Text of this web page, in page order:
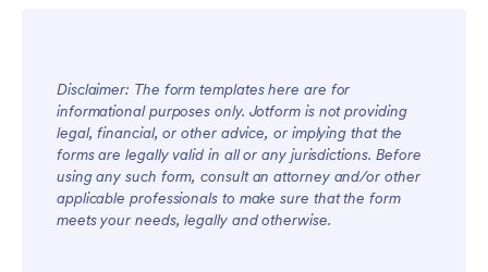
For Teams
Disclaimer: The form templates here are for
informational purposes only. Jotform is not providing
legal, financial, or other advice, or implying that the
forms are legally valid in all or any jurisdictions. Before
using any such form, consult an attorney and/or other
applicable professionals to make sure that the form
meets your needs, legally and otherwise.